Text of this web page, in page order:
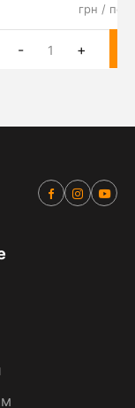
грн /
- +